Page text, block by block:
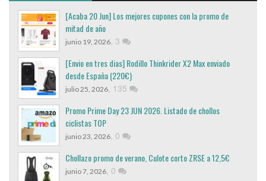
[Acaba 20 Jun] Los mejores cupones con la promo de
mitad de año
junio 19, 2026, 3
[Envio en tres dias] Rodillo Thinkrider X2 Max enviado
desde España (220€)
julio 25, 2026, 135
Promo Prime Day 23 JUN 2026. Listado de chollos
ciclistas TOP
junio 23, 2026, 0
Chollazo promo de verano, Culote corto ZRSE a 12,5€
junio 7, 2026, 0